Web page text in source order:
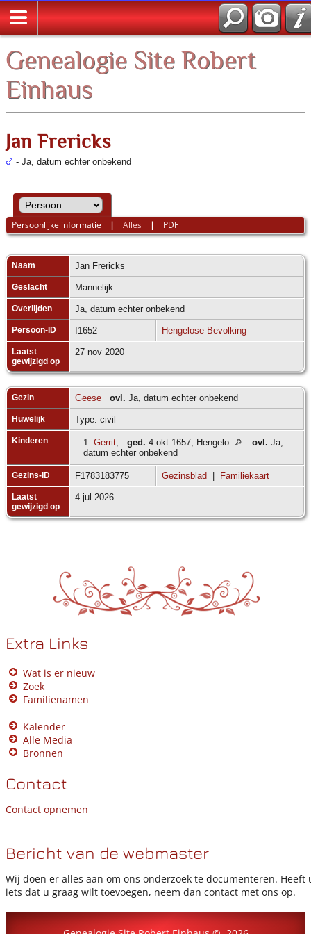
Genealogie Site Robert
Einhaus
Jan Frericks
- Ja, datum echter onbekend
Persoonlijke informatie |Alles | PDF
Naam Jan Frericks
Geslacht Mannelijk
Overlijden Ja, datum echter onbekend
Persoon-ID I1652 Hengelose Bevolking
Laatst
gewijzigd op
27 nov 2020
Gezin Geese ovl. Ja, datum echter onbekend
Huwelijk Type: civil
Kinderen 1. Gerrit ged. 4 okt 1657, Hengelo ovl. Ja,
datum echter onbekend
Gezins-ID F1783183775 Gezinsblad Familiekaart
Laatst
gewijzigd op
4 jul 2026
Extra Links
Wat is er nieuw
Zoek
Familienamen
Kalender
Alle Media
Bronnen
Contact
Contact opnemen
Bericht van de webmaster
Wij doen er alles aan om ons onderzoek te documenteren. Heeft
iets dat u graag wilt toevoegen, neem dan contact met ons op.